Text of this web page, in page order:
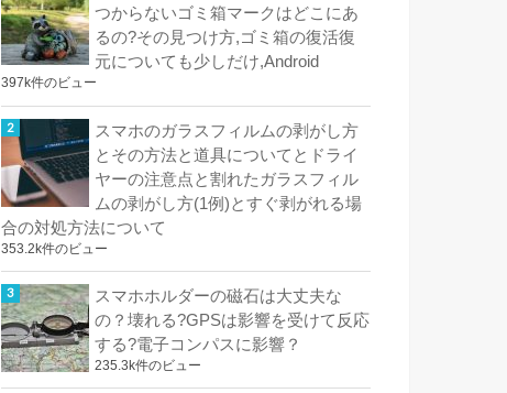
つからないゴミ箱マークはどこにあ
るの?その見つけ方,ゴミ箱の復活復
元についても少しだけ,Android
397k件のビュー
スマホのガラスフィルムの剥がし方
とその方法と道具についてとドライ
ヤーの注意点と割れたガラスフィル
ムの剥がし方(1例)とすぐ剥がれる場
合の対処方法について
353.2k件のビュー
スマホホルダーの磁石は大丈夫な
の？壊れる?GPSは影響を受けて反応
する?電子コンパスに影響？
235.3k件のビュー